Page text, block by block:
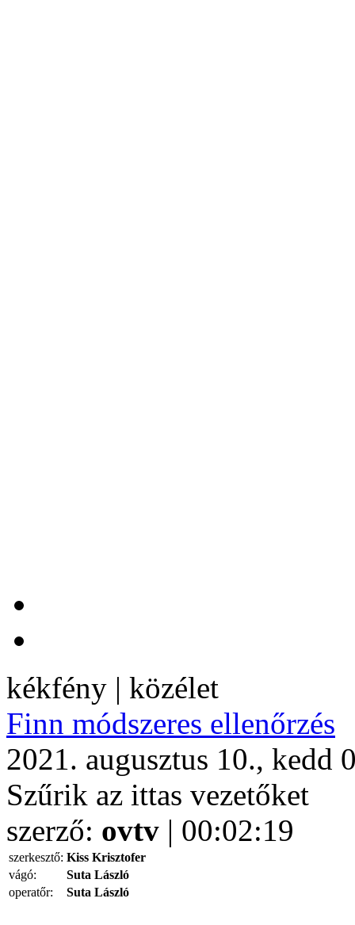
kékfény | közélet
Finn módszeres ellenőrzés
2021. augusztus 10., kedd
Szűrik az ittas vezetőket
szerző: ovtv | 00:02:19
szerkesztő: Kiss Krisztofer
vágó:
Suta László
operatőr:
Suta László